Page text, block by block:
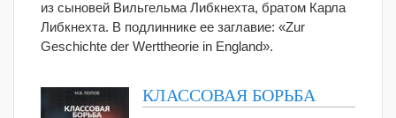
из сыновей Вильгельма Либкнехта, братом Карла
Либкнехта. В подлиннике ее заглавие: «Zur
Geschichte der Werttheorie in England».
КЛАССОВАЯ БОРЬБА